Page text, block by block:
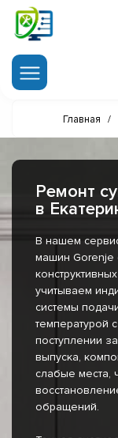
Главная /
Ремонт
в
В нашем
машин Gorenje
учитываем
системы
температурой
поступлении
выпуска,
слабые места,
обращений.